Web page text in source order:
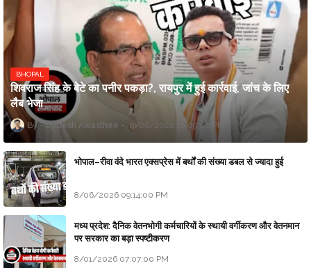
BHOPAL
शिवराज सिंह के बेटे का पनीर पकड़ा?, रायपुर में हुई कार्रवाई, जांच के लिए
लैब भेजा
Updesh Awasthee 8/06/2026 10:09:00 PM
भोपाल–रीवा वंदे भारत एक्सप्रेस में बर्थों की संख्या डबल से ज्यादा हुई
8/06/2026 09:14:00 PM
मध्य प्रदेश: दैनिक वेतनभोगी कर्मचारियों के स्थायी वर्गीकरण और वेतनमान
पर सरकार का बड़ा स्पष्टीकरण
8/01/2026 07:07:00 PM